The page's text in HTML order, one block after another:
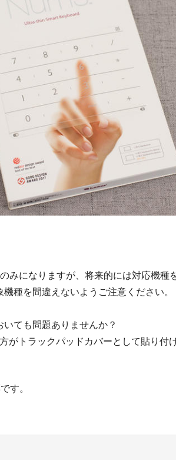
みになりますが、将来的には対応機種
種を間違えないようご注意ください。
ても問題ありませんか？
がトラックパッドカバーとして貼り付
す。